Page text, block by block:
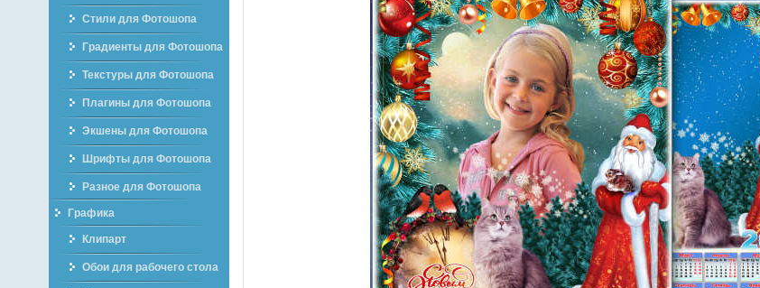
Стили для Фотошопа
Градиенты для Фотошопа
Текстуры для Фотошопа
Плагины для Фотошопа
Экшены для Фотошопа
Шрифты для Фотошопа
Разное для Фотошопа
Графика
Клипарт
Обои для рабочего стола